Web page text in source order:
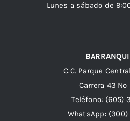
Lunes a sábado de
C.C. Parque
Carrera 43 Nº
Teléfono: (605)
WhatsApp: (300)